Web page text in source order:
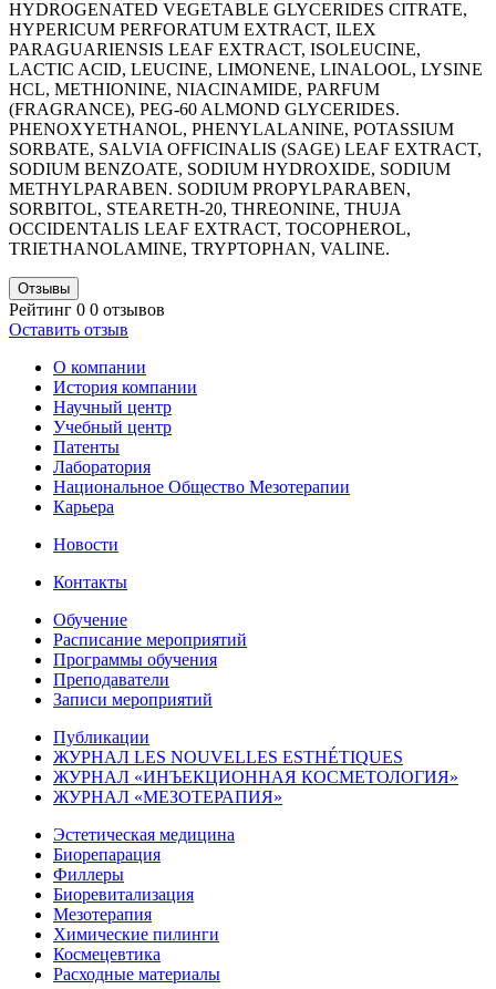
HYDROGENATED VEGETABLE GLYCERIDES CITRATE,
HYPERICUM PERFORATUM EXTRACT, ILEX
PARAGUARIENSIS LEAF EXTRACT, ISOLEUCINE,
LACTIC ACID, LEUCINE, LIMONENE, LINALOOL, LYSINE
HCL, METHIONINE, NIACINAMIDE, PARFUM
(FRAGRANCE), PEG-60 ALMOND GLYCERIDES.
PHENOXYETHANOL, PHENYLALANINE, POTASSIUM
SORBATE, SALVIA OFFICINALIS (SAGE) LEAF EXTRACT,
SODIUM BENZOATE, SODIUM HYDROXIDE, SODIUM
METHYLPARABEN. SODIUM PROPYLPARABEN,
SORBITOL, STEARETH-20, THREONINE, THUJA
OCCIDENTALIS LEAF EXTRACT, TOCOPHEROL,
TRIETHANOLAMINE, TRYPTOPHAN, VALINE.
Отзывы
Рейтинг 0 0 отзывов
Оставить отзыв
О компании
История компании
Научный центр
Учебный центр
Патенты
Лаборатория
Национальное Общество Мезотерапии
Карьера
Новости
Контакты
Обучение
Расписание мероприятий
Программы обучения
Преподаватели
Записи мероприятий
Публикации
ЖУРНАЛ LES NOUVELLES ESTHÉTIQUES
ЖУРНАЛ «ИНЪЕКЦИОННАЯ КОСМЕТОЛОГИЯ»
ЖУРНАЛ «МЕЗОТЕРАПИЯ»
Эстетическая медицина
Биорепарация
Филлеры
Биоревитализация
Мезотерапия
Химические пилинги
Космецевтика
Расходные материалы